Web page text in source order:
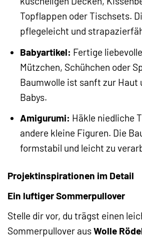
Topflappen oder Tischsets.
pflegeleicht und
Babyartikel: Fertige
Mützchen, Schühchen oder
Baumwolle ist sanft zur Haut
Babys.
Amigurumi: Häkle niedliche
andere kleine Figuren. Die
formstabil und leicht zu
Projektinspirationen im Detail
Ein luftiger Sommerpullover
Stelle dir vor, du trägst einen
Sommerpullover ausWolle